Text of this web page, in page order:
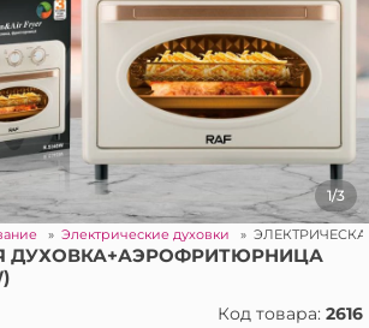
1/3
» Электрические духовки »
ДУХОВКА+АЭРОФРИТЮРНИЦА
Код товара: 2616